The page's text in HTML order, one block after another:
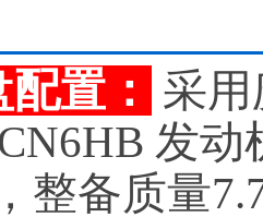
置：
采
发
整备质量